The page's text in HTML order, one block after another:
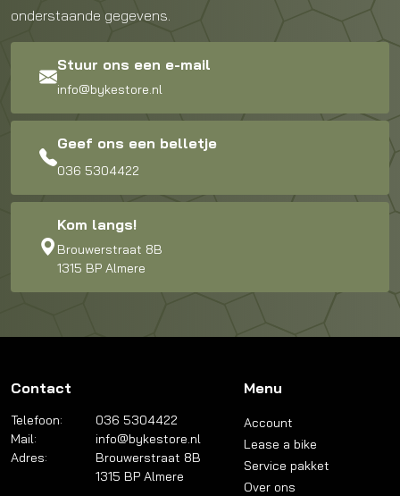
onderstaande gegevens.
Stuur ons een e-mail
info@bykestore.nl
Geef ons een belletje
036 5304422
Kom langs!
Brouwerstraat 8B
1315 BP Almere
Contact
Telefoon:
036 5304422
Mail:
info@bykestore.nl
Adres:
Brouwerstraat 8B
1315 BP Almere
Menu
Account
Lease a bike
Service pakket
Over ons